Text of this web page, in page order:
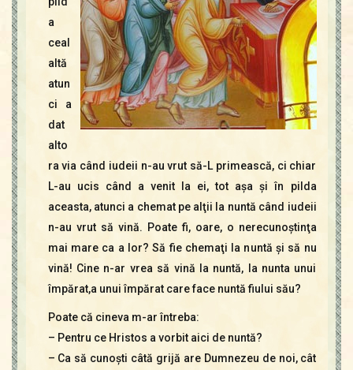
a
ceal
altă
atun
ci a
dat
alto
ra via când iudeii n-au vrut să-L primească, ci chiar
L-au ucis când a venit la ei, tot aşa şi în pilda
aceasta, atunci a chemat pe alţii la nuntă când iudeii
n-au vrut să vină. Poate fi, oare, o nerecunoştinţa
mai mare ca a lor? Să fie chemaţi la nuntă şi să nu
vină! Cine n-ar vrea să vină la nuntă, la nunta unui
împărat,a unui împărat care face nuntă fiului său?
Poate că cineva m-ar întreba:
– Pentru ce Hristos a vorbit aici de nuntă?
– Ca să cunoşti câtă grijă are Dumnezeu de noi, cât